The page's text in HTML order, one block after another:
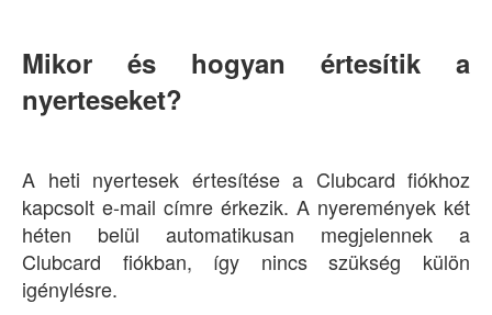
Mikor és hogyan értesítik a
nyerteseket?
A heti nyertesek értesítése a Clubcard fiókhoz
kapcsolt e-mail címre érkezik. A nyeremények két
héten belül automatikusan megjelennek a
Clubcard fiókban, így nincs szükség külön
igénylésre.